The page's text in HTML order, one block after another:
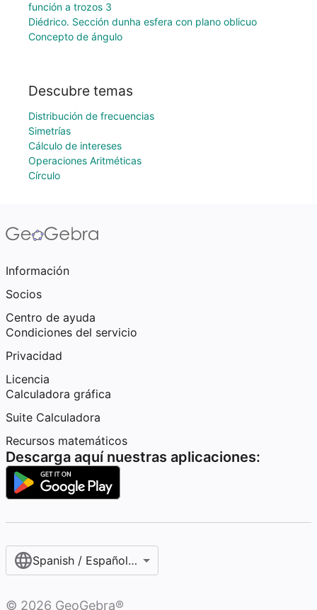
función a trozos 3
Diédrico. Sección dunha esfera con plano oblicuo
Concepto de ángulo
Descubre temas
Distribución de frecuencias
Simetrías
Cálculo de intereses
Operaciones Aritméticas
Círculo
Información
Socios
Centro de ayuda
Condiciones del servicio
Privacidad
Licencia
Calculadora gráfica
Suite Calculadora
Recursos matemáticos
Descarga aquí nuestras aplicaciones:
Spanish / Español (internacional)
© 2026 GeoGebra®